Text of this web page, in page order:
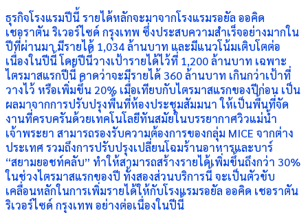
ธุรกิจโรงแรมปีนี้ รายได้หลักจะมาจากโรงแรมรอยัล ออคิด
เชอราตัน ริเวอร์ไซด์ กรุงเทพ ซึ่งประสบความสำเร็จอย่างมากใน
ปีที่ผ่านมา มีรายได้ 1,034 ล้านบาท และมีแนวโน้มเติบโตต่อ
เนื่องในปีนี้ โดยปีนี้วางเป้ารายได้ไว้ที่ 1,200 ล้านบาท เฉพาะ
ไตรมาสแรกปีนี้ คาดว่าจะมีรายได้ 360 ล้านบาท เกินกว่าเป้าที่
วางไว้ หรือเพิ่มขึ้น 20% เมื่อเทียบกับไตรมาสแรกของปีก่อน เป็น
ผลมาจากการปรับปรุงพื้นที่ห้องประชุมสัมมนา ให้เป็นพื้นที่จัด
งานที่ครบครันด้วยเทคโนโลยีทันสมัยในบรรยากาศวิวแม่น้ำ
เจ้าพระยา สามารถรองรับความต้องการของกลุ่ม MICE จากต่าง
ประเทศ รวมถึงการปรับปรุงเปลี่ยนโฉมร้านอาหารและบาร์
“สยามยอชท์คลับ” ทำให้สามารถสร้างรายได้เพิ่มขึ้นถึงกว่า 30%
ในช่วงไตรมาสแรกของปี ทั้งสองส่วนบริการนี้ จะเป็นตัวขับ
เคลื่อนหลักในการเพิ่มรายได้ให้กับโรงแรมรอยัล ออคิด เชอราตัน
ริเวอร์ไซด์ กรุงเทพ อย่างต่อเนื่องในปีนี้